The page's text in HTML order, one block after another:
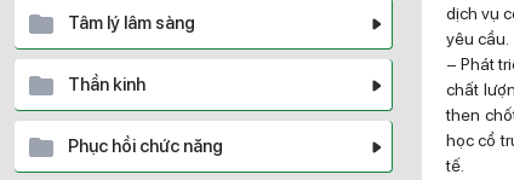
Tâm lý lâm sàng
Thần kinh
Phục hồi chức năng
dịch vụ
yêu cầu.
– Phát
chất
then
học cổ
tế.